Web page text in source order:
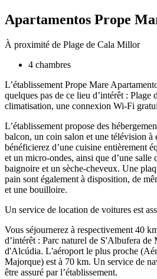
Apartamentos Prope
À proximité de Plage de Cala Millor
4 chambres
L’établissement Prope Mare
quelques pas de ce lieu d’intérêt :
climatisation, une connexion Wi-Fi
L’établissement propose des
balcon, un coin salon et une télévision à
bénéficierez d’une cuisine entièrement
et un micro-ondes, ainsi que d’une salle
baignoire et un sèche-cheveux. Une
pain sont également à disposition, de
et une bouilloire.
Un service de location de voitures est
Vous séjournerez à respectivement 40
d’intérêt : Parc naturel de S'Albufera
d'Alcúdia. L'aéroport le plus proche
Majorque) est à 70 km. Un service de
être assuré par l’établissement.